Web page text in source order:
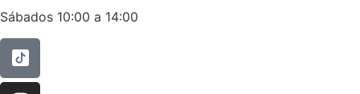
Sábados 10:00 a 14:00